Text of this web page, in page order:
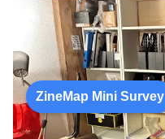
ZineMap Mini Survey